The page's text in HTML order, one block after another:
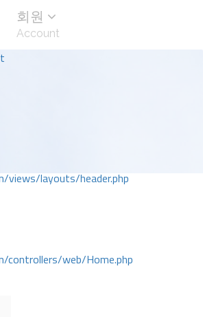
views/layouts/header.php
controllers/web/Home.php
회원
Account